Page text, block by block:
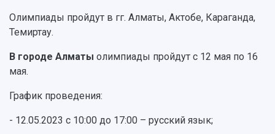
Международный межвузовский кампус
Официальные документы
Олимпиады пройдут в гг. Алматы, Актобе, Караганда,
Темиртау.
В городе Алматы олимпиады пройдут с 12 мая по 16
мая.
График проведения:
- 12.05.2023 с 10:00 до 17:00 – русский язык;